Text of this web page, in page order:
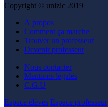
Copyright © unizic 2019
À propos
Comment ça marche
Trouver un professeur
Devenir professeur
Nous contacter
Mentions légales
C.G.U
Espace élèves Espace professeur